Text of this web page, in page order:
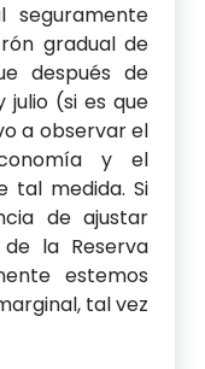
seguramente
gradual de
después de
julio (si es que
a observar el
y el
tal medida. Si
de ajustar
la Reserva
estemos
tal vez